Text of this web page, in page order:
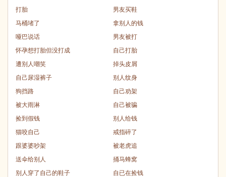
打胎
男友买鞋
马桶堵了
拿别人的钱
哑巴说话
男友被打
怀孕想打胎但没打成
自己打胎
遭别人嘲笑
掉头皮屑
自己尿湿裤子
别人纹身
狗挡路
自己劝架
被大雨淋
自己被骗
捡到假钱
别人给钱
猫咬自己
戒指碎了
跟婆婆吵架
被老虎追
送伞给别人
捅马蜂窝
别人穿了自己的鞋子
自已在捡钱